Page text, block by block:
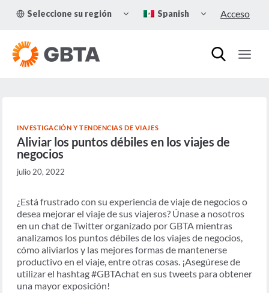
Seleccione su región
TOGGLE
CHILD
Spanish
CHILDAcceso
INVESTIGACIÓN Y TENDENCIAS DE VIAJES
Aliviar los puntos débiles en los viajes de
negocios
julio 20, 2022
¿Está frustrado con su experiencia de viaje de negocios o
desea mejorar el viaje de sus viajeros? Únase a nosotros
en un chat de Twitter organizado por GBTA mientras
analizamos los puntos débiles de los viajes de negocios,
cómo aliviarlos y las mejores formas de mantenerse
productivo en el viaje, entre otras cosas. ¡Asegúrese de
utilizar el hashtag #GBTAchat en sus tweets para obtener
una mayor exposición!